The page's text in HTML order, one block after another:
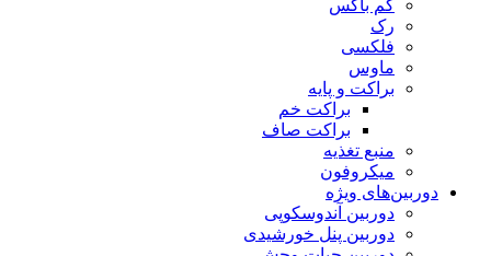
کم باکس
رک
فلکسی
ماوس
براکت و پایه
براکت خم
براکت صاف
منبع تغذیه
میکروفون
دوربین‌های ویژه
دوربین آندوسکوپی
دوربین پنل خورشیدی